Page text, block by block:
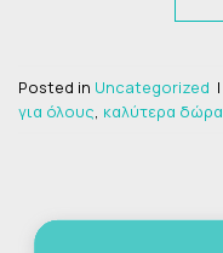
Posted in Uncategorized |
για όλους, καλύτερα δώρα